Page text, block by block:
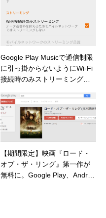
Google Play Musicで通信制限
に引っ掛からないようにWi-Fi
接続時のみストリーミングさ
【期間限定】映画『ロード・
オブ・ザ・リング』第一作が
無料に。Google Play、Androi